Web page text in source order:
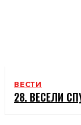
ВЕСТИ
28. ВЕСЕЛИ